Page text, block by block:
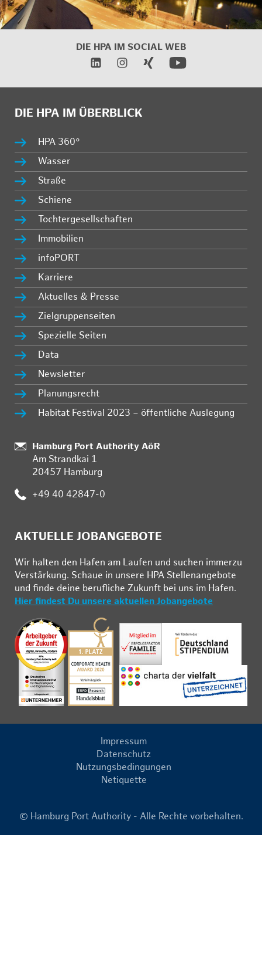
DIE HPA IM SOCIAL WEB
DIE HPA IM ÜBERBLICK
HPA 360°
Wasser
Straße
Schiene
Tochtergesellschaften
Immobilien
infoPORT
Karriere
Aktuelles & Presse
Zielgruppenseiten
Spezielle Seiten
Data
Newsletter
Planungsrecht
Habitat Festival 2023 – öffentliche Auslegung
Standort:
Hamburg Port Authority AöR
Am Strandkai 1
20457 Hamburg
Telefon:
+49 40 42847-0
AKTUELLE JOBANGEBOTE
Wir hal­ten den Ha­fen am Lau­fen und su­chen im­mer­zu
Ver­stär­kung. Schau­e in un­se­re HPA Stel­len­an­ge­bo­te
und fin­de deine be­ruf­li­che Zu­kunft bei uns im Ha­fen.
Hier findest Du unsere aktuellen Jobangebote
Impressum
Datenschutz
Nutzungsbedingungen
Netiquette
© Hamburg Port Authority - Alle Rechte vorbehalten.